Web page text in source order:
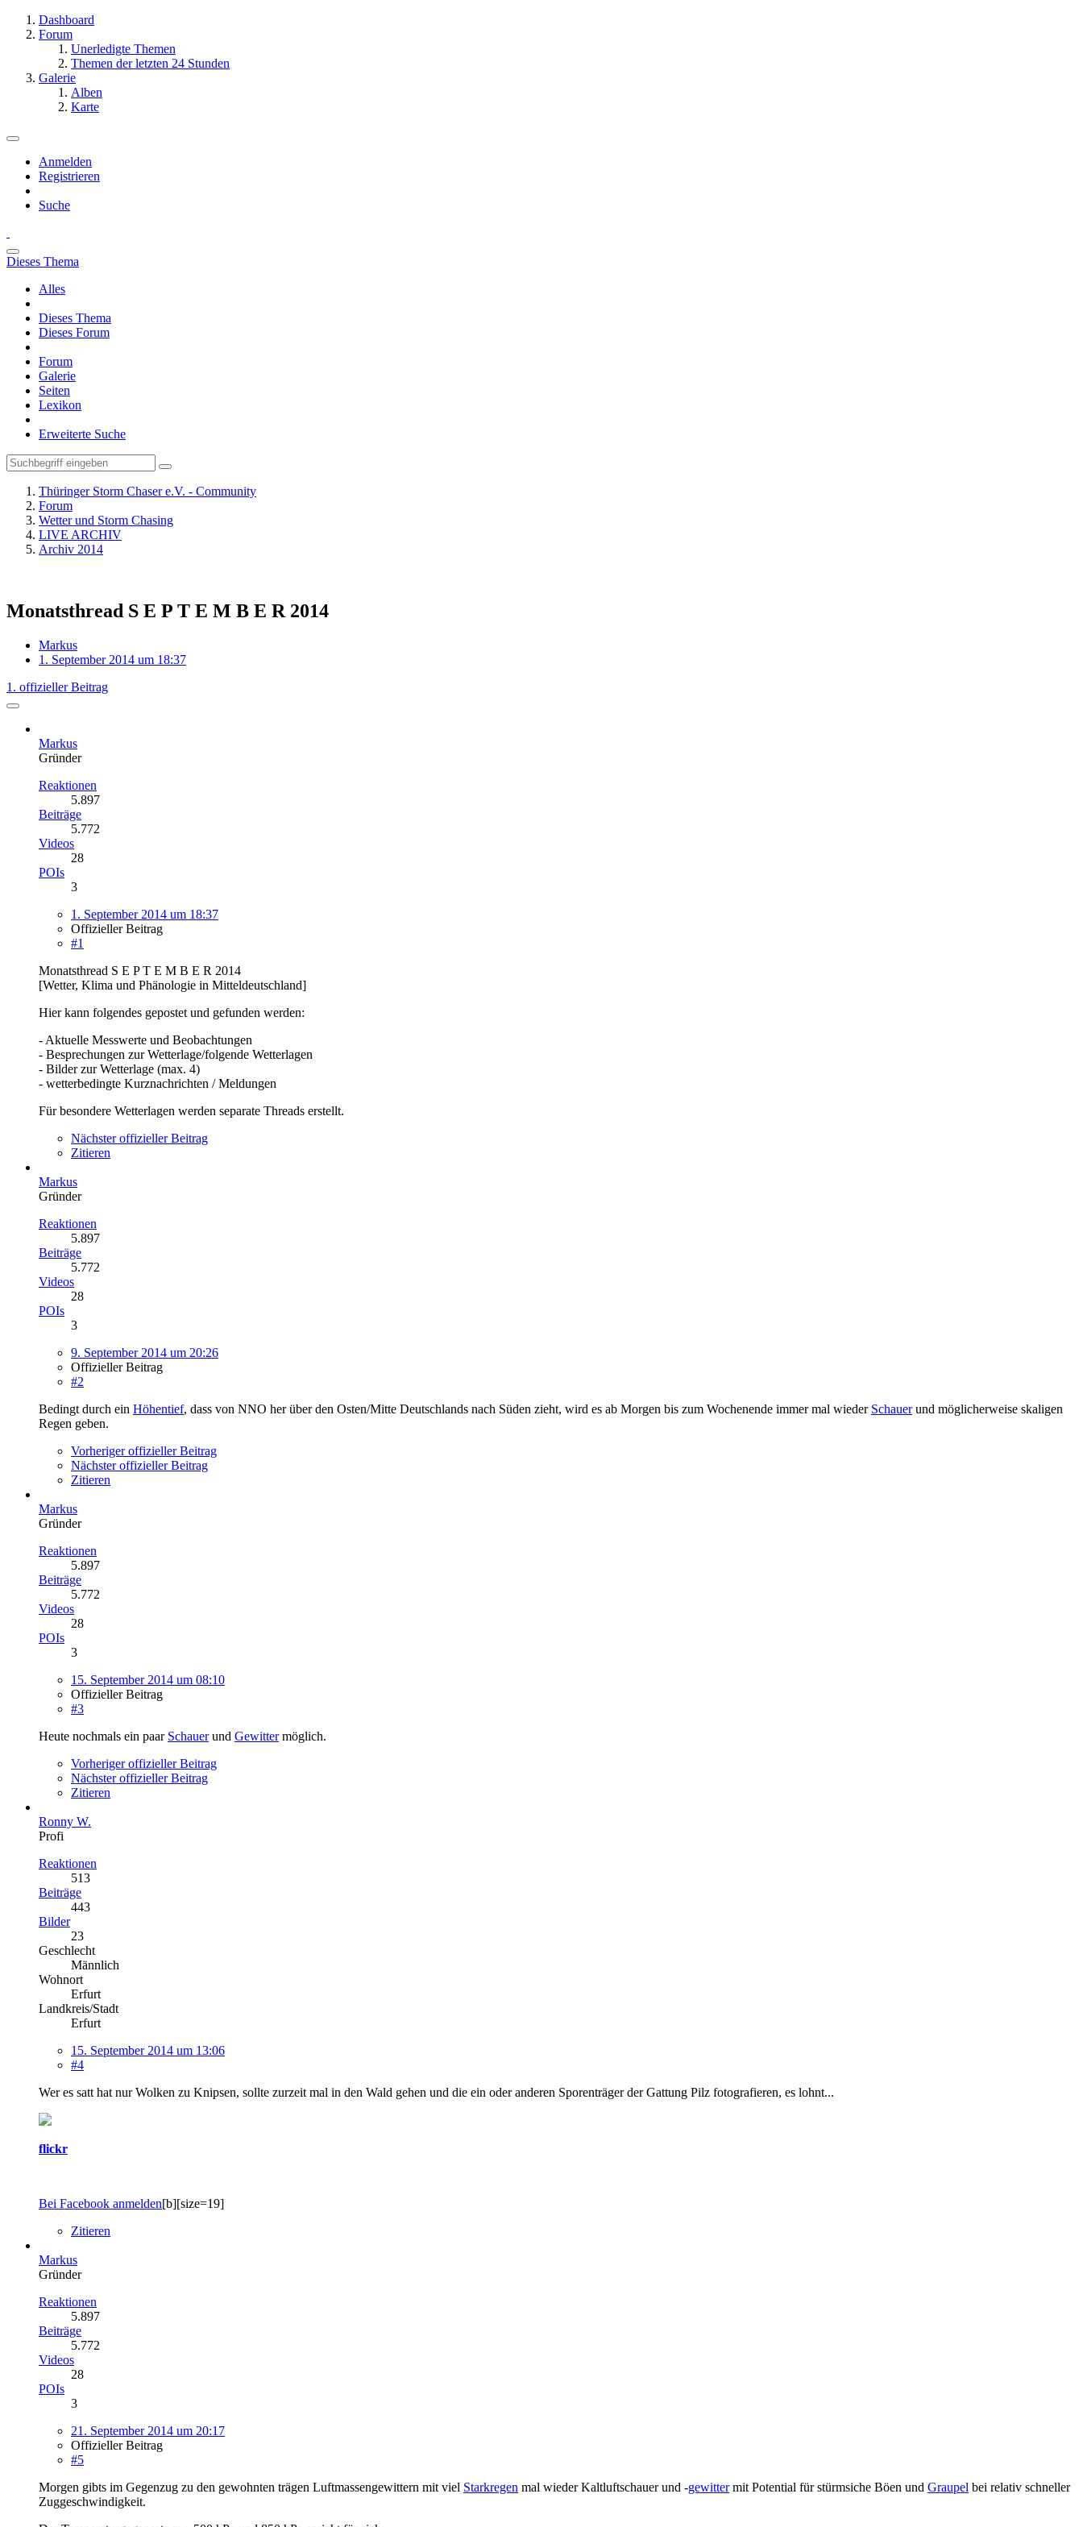
Dashboard
Forum
Unerledigte Themen
Themen der letzten 24 Stunden
Galerie
Alben
Karte
Anmelden
Registrieren
Suche
Dieses Thema
Alles
Dieses Thema
Dieses Forum
Forum
Galerie
Seiten
Lexikon
Erweiterte Suche
Thüringer Storm Chaser e.V. - Community
Forum
Wetter und Storm Chasing
LIVE ARCHIV
Archiv 2014
Monatsthread S E P T E M B E R 2014
Markus
1. September 2014 um 18:37
1. offizieller Beitrag
Markus
Gründer
Reaktionen
5.897
Beiträge
5.772
Videos
28
POIs
3
1. September 2014 um 18:37
Offizieller Beitrag
#1
Monatsthread S E P T E M B E R 2014
[Wetter, Klima und Phänologie in Mitteldeutschland]
Hier kann folgendes gepostet und gefunden werden:
- Aktuelle Messwerte und Beobachtungen
- Besprechungen zur Wetterlage/folgende Wetterlagen
- Bilder zur Wetterlage (max. 4)
- wetterbedingte Kurznachrichten / Meldungen
Für besondere Wetterlagen werden separate Threads erstellt.
Nächster offizieller Beitrag
Zitieren
Markus
Gründer
Reaktionen
5.897
Beiträge
5.772
Videos
28
POIs
3
9. September 2014 um 20:26
Offizieller Beitrag
#2
Bedingt durch ein Höhentief, dass von NNO her über den Osten/Mitte Deutschlands nach Süden zieht, wird es ab Morgen bis zum Wochenende immer mal wieder Schauerund möglicherweise skaligen
Regen geben.
Vorheriger offizieller Beitrag
Nächster offizieller Beitrag
Zitieren
Markus
Gründer
Reaktionen
5.897
Beiträge
5.772
Videos
28
POIs
3
15. September 2014 um 08:10
Offizieller Beitrag
#3
Heute nochmals ein paar Schauerund Gewittermöglich.
Vorheriger offizieller Beitrag
Nächster offizieller Beitrag
Zitieren
Ronny W.
Profi
Reaktionen
513
Beiträge
443
Bilder
23
Geschlecht
Männlich
Wohnort
Erfurt
Landkreis/Stadt
Erfurt
15. September 2014 um 13:06
#4
Wer es satt hat nur Wolken zu Knipsen, sollte zurzeit mal in den Wald gehen und die ein oder anderen Sporenträger der Gattung Pilz fotografieren, es lohnt...
flickr
Bei Facebook anmelden[b][size=19]
Zitieren
Markus
Gründer
Reaktionen
5.897
Beiträge
5.772
Videos
28
POIs
3
21. September 2014 um 20:17
Offizieller Beitrag
#5
Morgen gibts im Gegenzug zu den gewohnten trägen Luftmassengewittern mit viel Starkregen mal wieder Kaltluftschauer und -gewittermit Potential für stürmsiche Böen und Graupel bei relativ schneller
Zuggeschwindigkeit.